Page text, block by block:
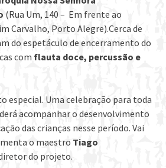
(Rua Um, 140 – Em frente ao
Carvalho, Porto Alegre).Cerca de
do espetáculo de encerramento do
com flauta doce, percussão e
especial. Uma celebração para toda
acompanhar o desenvolvimento
das crianças nesse período. Vai
o maestro Tiago
do projeto.